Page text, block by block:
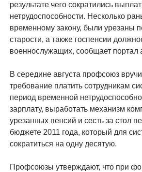
результате чего сократились
нетрудоспособности. Несколько
временному закону, были урезаны
старости, а также госпенсии
военнослужащих, сообщает портал
В середине августа профсоюз
требование платить сотрудникам
период временной
зарплату, выработать механизм
урезанных пенсий и сесть за стол
бюджете 2011 года, который для
сократиться на одну десятую.
Профсоюзы утверждают, что при